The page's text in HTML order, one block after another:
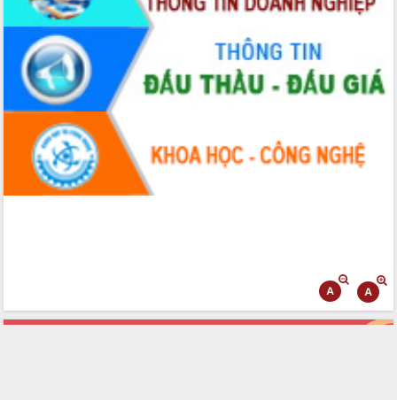
hội và đại biểu HĐND các cấp diễn ra
an toàn, hiệu quả, đúng quy định
Thủ tướng Chính phủ Phạm Minh Chính
kiểm tra, chỉ đạo hoàn thành các dự
án cao tốc và thăm khu tái định cư tại
Đắk Lắk
Sôi nổi Hội đua ngựa truyền thống Gò
Thì Thùng mừng Xuân Bính Ngọ 2026
Lãnh đạo tỉnh dâng hương tưởng niệm
tại Đập Đồng Cam đầu Xuân Bính Ngọ
tồn tại IUU, sẵn sàng làm việc với